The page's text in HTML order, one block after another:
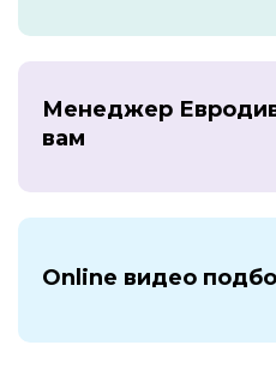
Менеджер
вам
Online видео